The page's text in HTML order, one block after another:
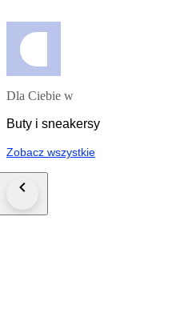
Dla Ciebie w
Buty i sneakersy
Zobacz wszystkie